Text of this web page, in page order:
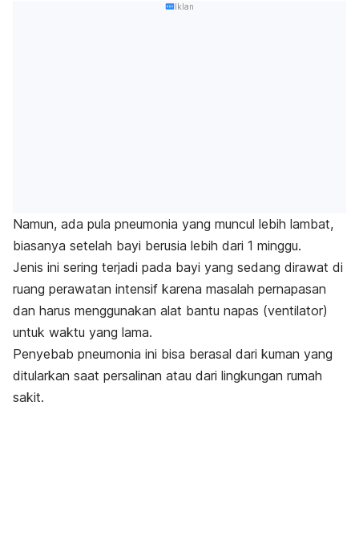
Iklan
Namun, ada pula pneumonia yang muncul lebih lambat,
biasanya setelah bayi berusia lebih dari 1 minggu.
Jenis ini sering terjadi pada bayi yang sedang dirawat di
ruang perawatan intensif karena masalah pernapasan
dan harus menggunakan alat bantu napas (ventilator)
untuk waktu yang lama.
Penyebab pneumonia ini bisa berasal dari kuman yang
ditularkan saat persalinan atau dari lingkungan rumah
sakit.